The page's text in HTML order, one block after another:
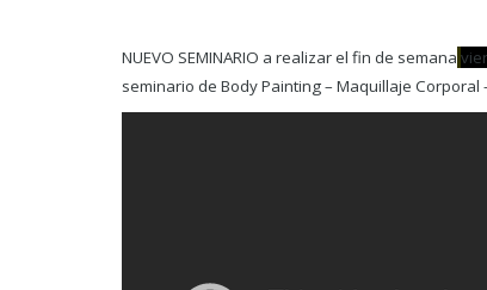
NUEVO SEMINARIO a realizar el fin de semana
seminario de Body Painting – Maquillaje